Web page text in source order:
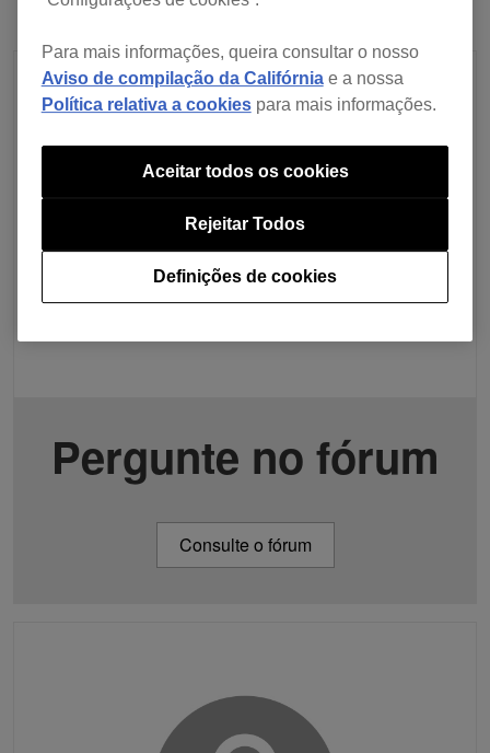
Pergunte no fórum
Consulte o fórum
Para mais informações, queira consultar o nosso
Aviso de compilação da Califórniae a nossa
Política relativa a cookiespara mais informações.
Definições de cookies
Rejeitar Todos
Aceitar todos os cookies